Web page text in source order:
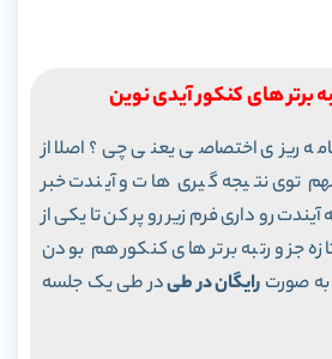
برتر های کنکور آیدی نوین
ریزی اختصاصی یعنی چی؟ اصلا از
توی نتیجه گیری هات و آیندت خبر
رو داری فرم زیر رو پر کن تا یکی از
جزو رتبه برتر های کنکور هم بودن
صورت رایگان در طیدر طی یک جلسه